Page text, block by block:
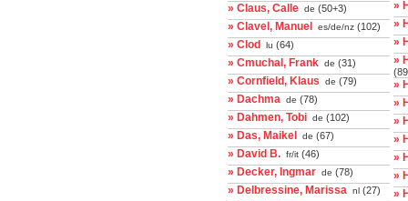
» Claus, Calle de (50+3)
» Clavel, Manuel es/de/nz (102)
» Clod lu (64)
» Cmuchal, Frank de (31)
» Cornfield, Klaus de (79)
» Dachma de (78)
» Dahmen, Tobi de (102)
» Das, Maikel de (67)
» David B. fr/it (46)
» Decker, Ingmar de (78)
» Delbressine, Marissa nl (27)
»
»
»
»
»
»
»
»
»
»
»